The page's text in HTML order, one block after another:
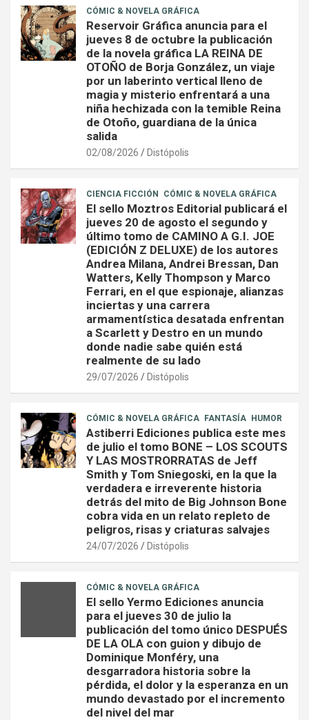
CÓMIC & NOVELA GRÁFICA
Reservoir Gráfica anuncia para el
jueves 8 de octubre la publicación
de la novela gráfica LA REINA DE
OTOÑO de Borja González, un viaje
por un laberinto vertical lleno de
magia y misterio enfrentará a una
niña hechizada con la temible Reina
de Otoño, guardiana de la única
salida
02/08/2026 Distópolis
CIENCIA FICCIÓN CÓMIC & NOVELA GRÁFICA
El sello Moztros Editorial publicará el
jueves 20 de agosto el segundo y
último tomo de CAMINO A G.I. JOE
(EDICIÓN Z DELUXE) de los autores
Andrea Milana, Andrei Bressan, Dan
Watters, Kelly Thompson y Marco
Ferrari, en el que espionaje, alianzas
inciertas y una carrera
armamentística desatada enfrentan
a Scarlett y Destro en un mundo
donde nadie sabe quién está
realmente de su lado
29/07/2026 Distópolis
CÓMIC & NOVELA GRÁFICA FANTASÍA HUMOR
Astiberri Ediciones publica este mes
de julio el tomo BONE – LOS SCOUTS
Y LAS MOSTRORRATAS de Jeff
Smith y Tom Sniegoski, en la que la
verdadera e irreverente historia
detrás del mito de Big Johnson Bone
cobra vida en un relato repleto de
peligros, risas y criaturas salvajes
24/07/2026 Distópolis
CÓMIC & NOVELA GRÁFICA
El sello Yermo Ediciones anuncia
para el jueves 30 de julio la
publicación del tomo único DESPUÉS
DE LA OLA con guion y dibujo de
Dominique Monféry, una
desgarradora historia sobre la
pérdida, el dolor y la esperanza en un
mundo devastado por el incremento
del nivel del mar